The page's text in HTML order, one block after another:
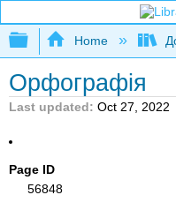
Expand/
Home
Орфографія
Last updated Oct 27, 2022
Page ID
56848